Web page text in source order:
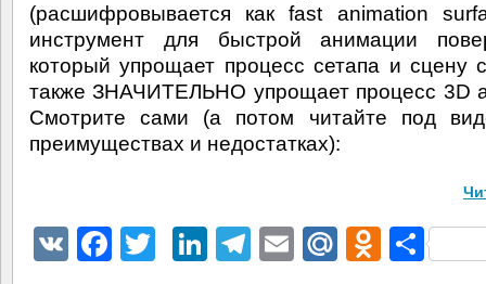
(расшифровывается как fast animation
инструмент для быстрой анимации
который упрощает процесс сетапа и сцену
также ЗНАЧИТЕЛЬНО упрощает процесс 3D
Смотрите сами (а потом читайте под
преимуществах и недостатках):
VK Facebook
TwitterLinkedIn
Telegram
EmailMail.Ru